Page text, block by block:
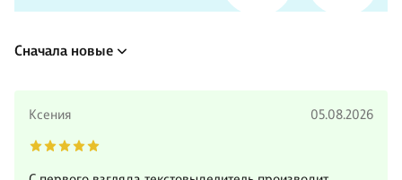
Сначала новые
Ксения 05.08.2026